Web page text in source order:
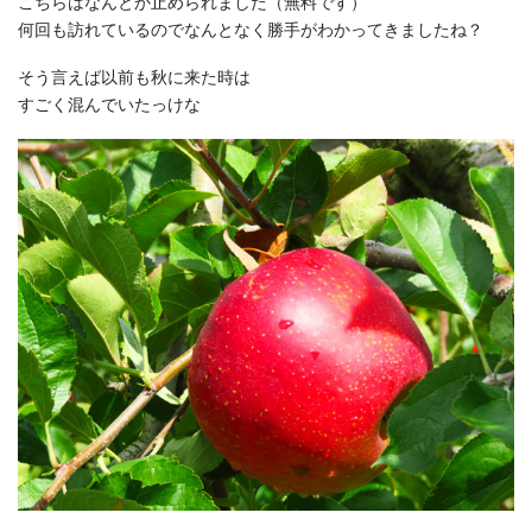
何回も訪れているのでなんとなく勝手がわかってきましたね？
そう言えば以前も秋に来た時は
すごく混んでいたっけな